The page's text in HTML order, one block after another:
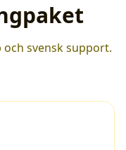
och svensk support.